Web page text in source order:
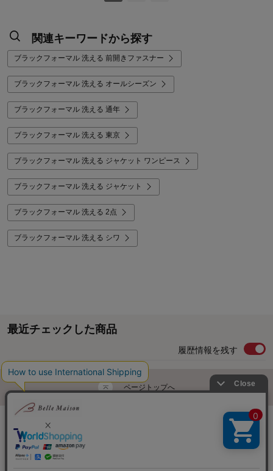
関連キーワードから探す
ブラックフォーマル 洗える 前開きファスナー
ブラックフォーマル 洗える オールシーズン
ブラックフォーマル 洗える 通年
ブラックフォーマル 洗える 東京
ブラックフォーマル 洗える ジャケット ワンピース
ブラックフォーマル 洗える ジャケット
ブラックフォーマル 洗える 2点
ブラックフォーマル 洗える シワ
最近チェックした商品
履歴情報を残す
ページトップへ
ご利用ガイド・お知らせ
サイトマップ